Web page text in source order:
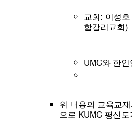
교회: 이성
합감리교회)
UMC와 한
위 내용의 교육교
으로 KUMC 평신